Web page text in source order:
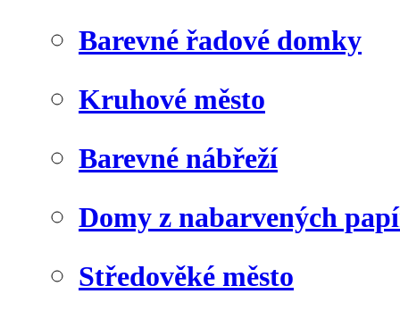
Barevné řadové domky
Kruhové město
Barevné nábřeží
Domy z nabarvených
Středověké město